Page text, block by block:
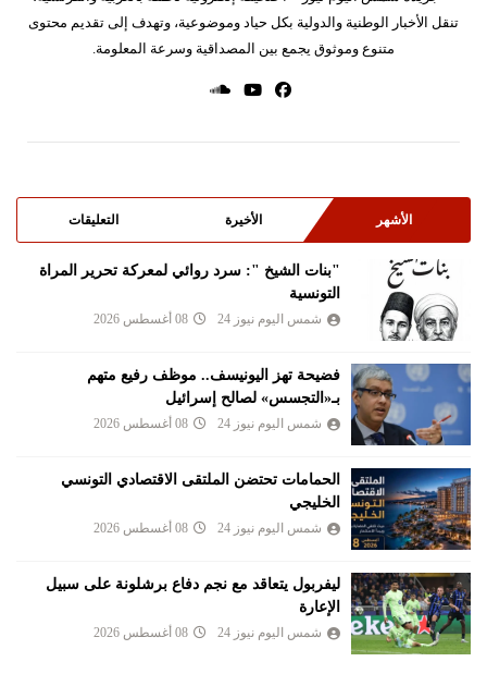
تنقل الأخبار الوطنية والدولية بكل حياد وموضوعية، وتهدف إلى تقديم محتوى
متنوع وموثوق يجمع بين المصداقية وسرعة المعلومة.
الأشهر الأخيرة التعليقات
"بنات الشيخ ": سرد روائي لمعركة تحرير المراة
التونسية
شمس اليوم نيوز 24 08 أغسطس 2026
فضيحة تهز اليونيسف.. موظف رفيع متهم
بـ«التجسس» لصالح إسرائيل
شمس اليوم نيوز 24 08 أغسطس 2026
الحمامات تحتضن الملتقى الاقتصادي التونسي
الخليجي
شمس اليوم نيوز 24 08 أغسطس 2026
ليفربول يتعاقد مع نجم دفاع برشلونة على سبيل
الإعارة
شمس اليوم نيوز 24 08 أغسطس 2026